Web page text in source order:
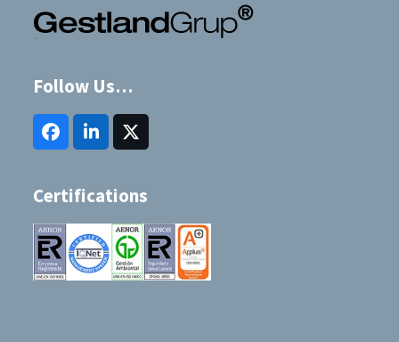
Follow Us…
FacebookLinkedInTwitter
(deprecated)
Certifications